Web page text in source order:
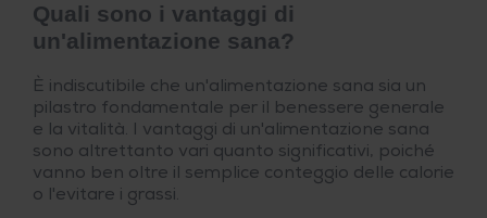
Quali sono i vantaggi di
un'alimentazione sana?
È indiscutibile che un'alimentazione sana sia un
pilastro fondamentale per il benessere generale
e la vitalità. I vantaggi di un'alimentazione sana
sono altrettanto vari quanto significativi, poiché
vanno ben oltre il semplice conteggio delle calorie
o l'evitare i grassi.